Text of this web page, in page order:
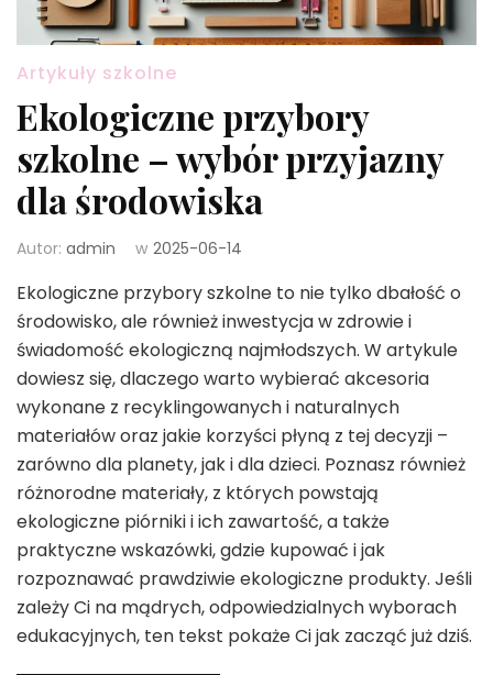
Artykuły szkolne
Ekologiczne przybory
szkolne – wybór przyjazny
dla środowiska
Autor: admin w 2025-06-14
Ekologiczne przybory szkolne to nie tylko dbałość o
środowisko, ale również inwestycja w zdrowie i
świadomość ekologiczną najmłodszych. W artykule
dowiesz się, dlaczego warto wybierać akcesoria
wykonane z recyklingowanych i naturalnych
materiałów oraz jakie korzyści płyną z tej decyzji –
zarówno dla planety, jak i dla dzieci. Poznasz również
różnorodne materiały, z których powstają
ekologiczne piórniki i ich zawartość, a także
praktyczne wskazówki, gdzie kupować i jak
rozpoznawać prawdziwie ekologiczne produkty. Jeśli
zależy Ci na mądrych, odpowiedzialnych wyborach
edukacyjnych, ten tekst pokaże Ci jak zacząć już dziś.